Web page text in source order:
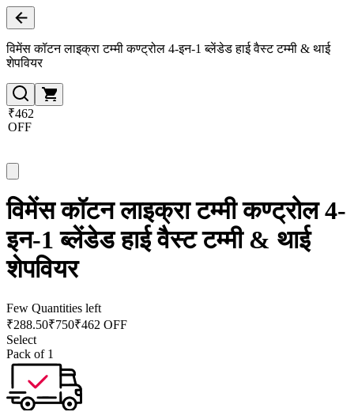
विमेंस कॉटन लाइक्रा टम्मी कण्ट्रोल 4-इन-1 ब्लेंडेड हाई वैस्ट टम्मी & थाई
शेपवियर
₹462
OFF
विमेंस कॉटन लाइक्रा टम्मी कण्ट्रोल 4-
इन-1 ब्लेंडेड हाई वैस्ट टम्मी & थाई
शेपवियर
Few Quantities left
₹288.50₹750₹462 OFF
Select
Pack of 1